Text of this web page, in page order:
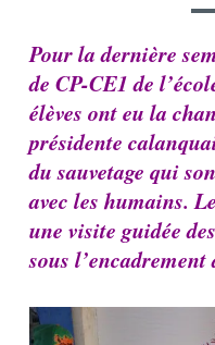
Pour la dernière
de CP-CE1 de
élèves ont eu la
présidente
du sauvetage qui
avec les humains.
une visite guidée
sous